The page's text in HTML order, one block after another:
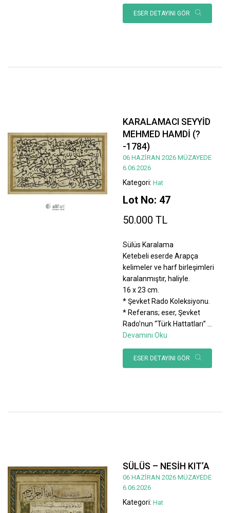
ESER DETAYINI GÖR
KARALAMACI SEYYİD
MEHMED HAMDİ (?
-1784)
06 HAZİRAN 2026 MÜZAYEDE
6.06.2026
Kategori: Hat
Lot No: 47
50.000 TL
Sülüs Karalama
Ketebeli eserde Arapça
kelimeler ve harf birleşimleri
karalanmıştır, haliyle.
16 x 23 cm.
* Şevket Rado Koleksiyonu.
* Referans; eser, Şevket
Rado’nun “Türk Hattatları”
Devamını Oku
ESER DETAYINI GÖR
SÜLÜS – NESİH KIT’A
06 HAZİRAN 2026 MÜZAYEDE
6.06.2026
Kategori: Hat